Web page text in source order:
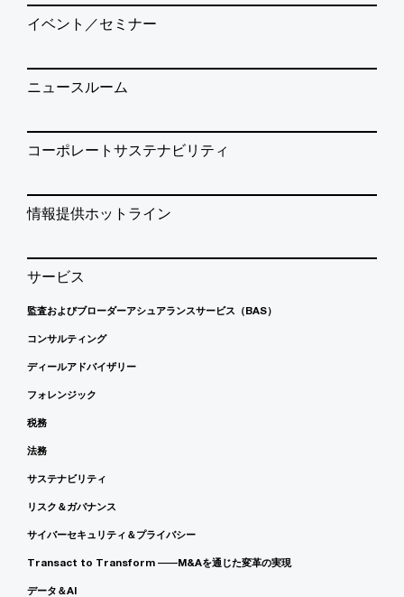
イベント／セミナー
ニュースルーム
コーポレートサステナビリティ
情報提供ホットライン
サービス
監査およびブローダーアシュアランスサービス（BAS）
コンサルティング
ディールアドバイザリー
フォレンジック
税務
法務
サステナビリティ
リスク＆ガバナンス
サイバーセキュリティ＆プライバシー
Transact to Transform ――M&Aを通じた変革の実現
データ＆AI